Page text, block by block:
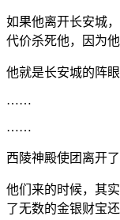
如果他离开长安城
代价杀死他，因为
他就是长安城的阵眼
……
……
西陵神殿使团离开了
他们来的时候，其
了无数的金银财宝